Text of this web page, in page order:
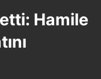
Hamile